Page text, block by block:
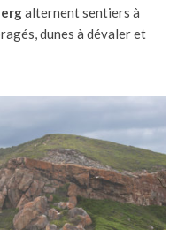
alternent sentiers à
dunes à dévaler et